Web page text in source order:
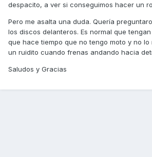
despacito, a ver si conseguimos hacer un
Pero me asalta una duda. Quería
los discos delanteros. Es normal que
que hace tiempo que no tengo moto y no
un ruidito cuando frenas andando hacia
Saludos y Gracias